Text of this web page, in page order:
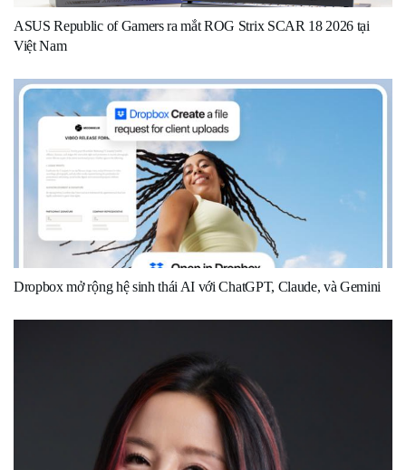
ASUS Republic of Gamers ra mắt ROG Strix SCAR 18 2026 tại
Việt Nam
Dropbox mở rộng hệ sinh thái AI với ChatGPT, Claude, và Gemini